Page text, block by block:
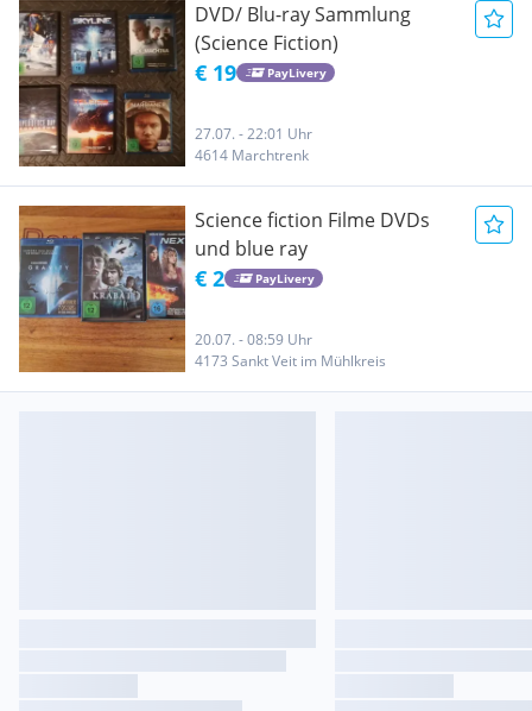
DVD/ Blu-ray Sammlung
(Science Fiction)
€ 19 PayLivery
27.07. - 22:01 Uhr
4614 Marchtrenk
Science fiction Filme DVDs
und blue ray
€ 2 PayLivery
20.07. - 08:59 Uhr
4173 Sankt Veit im Mühlkreis